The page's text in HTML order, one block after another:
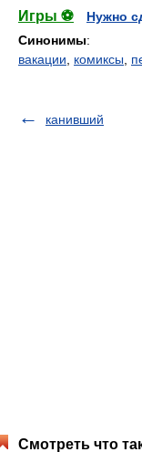
Игры ⚽
Нужно
Синонимы:
вакации
комиксы
канивший
Смотреть что